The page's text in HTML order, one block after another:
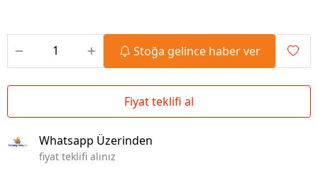
Stoğa gelince haber ver
Fiyat teklifi al
Whatsapp Üzerinden
fiyat teklifi alınız